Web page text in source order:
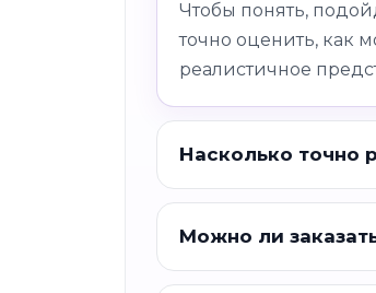
Чтобы понять,
точно оценить, как
реалистичное
Насколько точно
Можно ли